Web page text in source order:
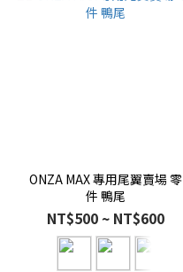
ONZA MAX 專用尾翼賣場 零
件 鴨尾
NT$500 ~ NT$600